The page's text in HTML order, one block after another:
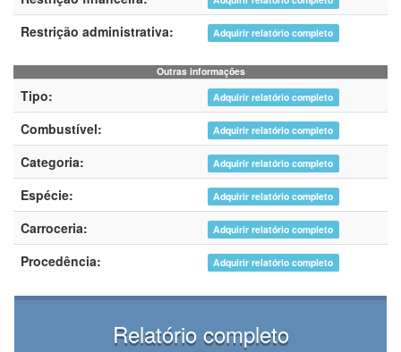
Restrição administrativa: Adquirir relatório completo
Outras informações
Tipo: Adquirir relatório completo
Combustível: Adquirir relatório completo
Categoria: Adquirir relatório completo
Espécie: Adquirir relatório completo
Carroceria: Adquirir relatório completo
Procedência: Adquirir relatório completo
Relatório completo